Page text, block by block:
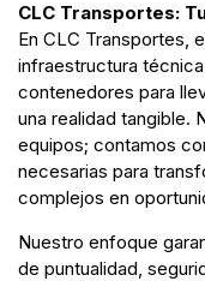
CLC Transportes:
En CLC Transportes,
infraestructura
contenedores para
una realidad tangible.
equipos; contamos
necesarias para
complejos en
Nuestro enfoque
de puntualidad,